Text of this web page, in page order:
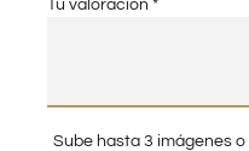
Tu valoración *
Sube hasta 3 imágenes o